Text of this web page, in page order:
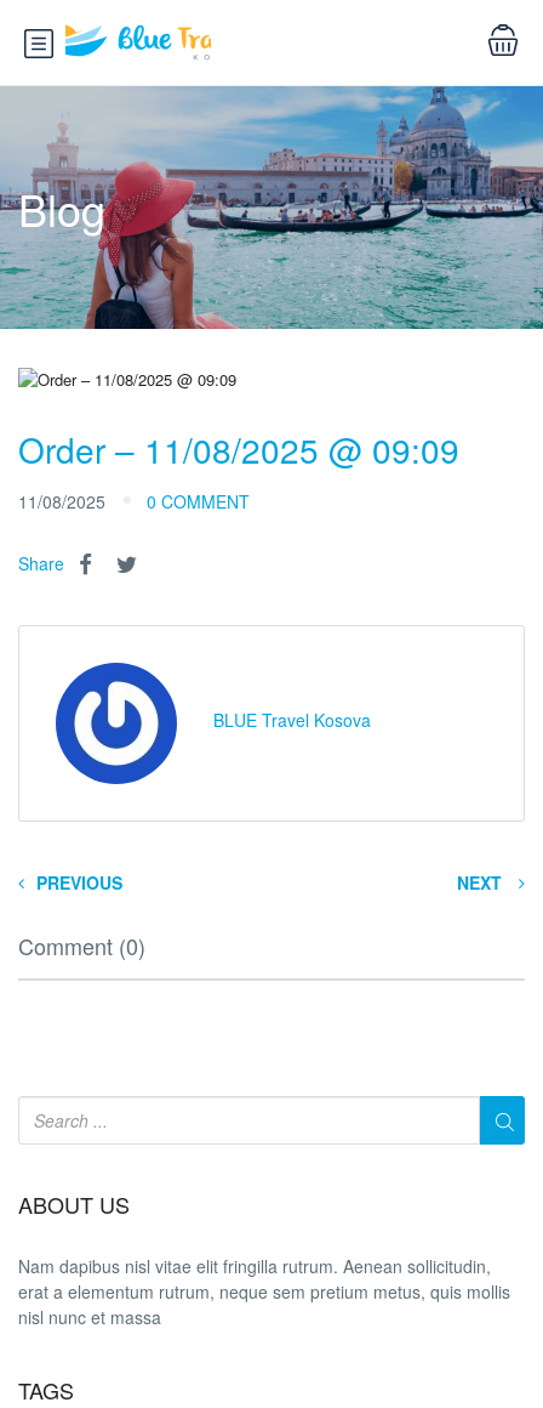
Blog
Order – 11/08/2025 @ 09:09
11/08/2025 0 COMMENT
Share
BLUE Travel Kosova
PREVIOUS NEXT
Comment (0)
ABOUT US
Nam dapibus nisl vitae elit fringilla rutrum. Aenean sollicitudin,
erat a elementum rutrum, neque sem pretium metus, quis mollis
nisl nunc et massa
TAGS